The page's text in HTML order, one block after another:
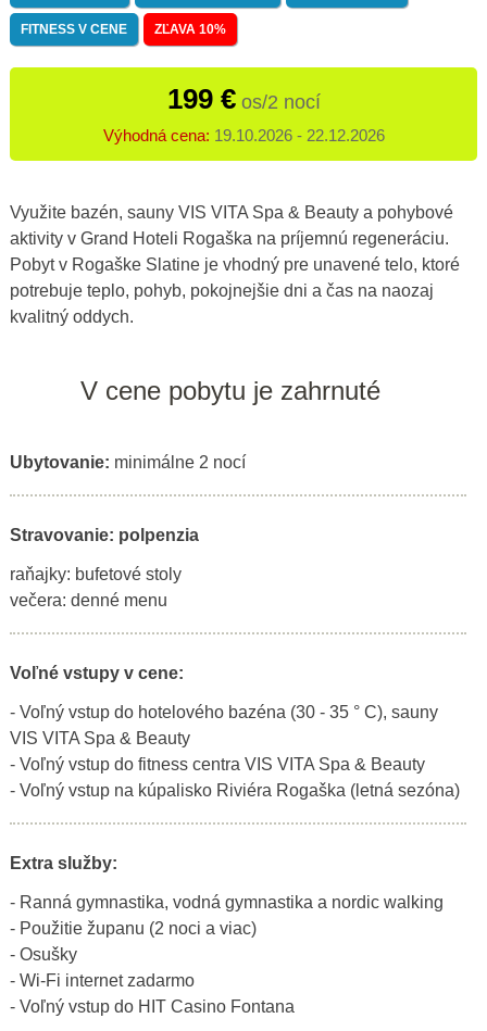
FITNESS V CENE ZĽAVA 10%
199 €os/2 nocí
Výhodná cena: 19.10.2026 - 22.12.2026
Využite bazén, sauny VIS VITA Spa & Beauty a pohybové
aktivity v Grand Hoteli Rogaška na príjemnú regeneráciu.
Pobyt v Rogaške Slatine je vhodný pre unavené telo, ktoré
potrebuje teplo, pohyb, pokojnejšie dni a čas na naozaj
kvalitný oddych.
V cene pobytu je zahrnuté
Ubytovanie: minimálne 2 nocí
Stravovanie: polpenzia
raňajky: bufetové stoly
večera: denné menu
Voľné vstupy v cene:
- Voľný vstup do hotelového bazéna (30 - 35 ° C), sauny
VIS VITA Spa & Beauty
- Voľný vstup do fitness centra VIS VITA Spa & Beauty
- Voľný vstup na kúpalisko Riviéra Rogaška (letná sezóna)
Extra služby:
- Ranná gymnastika, vodná gymnastika a nordic walking
- Použitie županu (2 noci a viac)
- Osušky
- Wi-Fi internet zadarmo
- Voľný vstup do HIT Casino Fontana